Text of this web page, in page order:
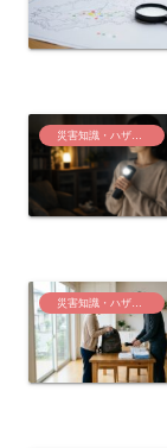
災害知識・ハザードと計画